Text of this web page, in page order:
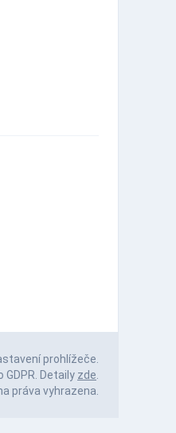
prohlížeče.
Detaily zde
práva vyhrazena.